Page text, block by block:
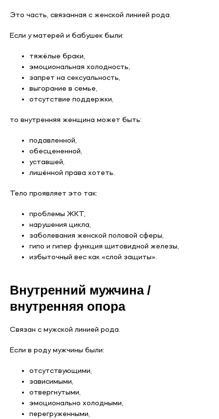
Это часть, связанная с женской линией рода.
Если у матерей и бабушек были:
тяжёлые браки,
эмоциональная холодность,
запрет на сексуальность,
выгорание в семье,
отсутствие поддержки,
то внутренняя женщина может быть:
подавленной,
обесцененной,
уставшей,
лишённой права хотеть.
Тело проявляет это так:
проблемы ЖКТ,
нарушения цикла,
заболевания женской половой сферы,
гипо и гипер функция щитовидной железы,
избыточный вес как «слой защиты».
Внутренний мужчина /
внутренняя опора
Связан с мужской линией рода.
Если в роду мужчины были:
отсутствующими,
зависимыми,
отвергнутыми,
эмоционально холодными,
перегруженными,